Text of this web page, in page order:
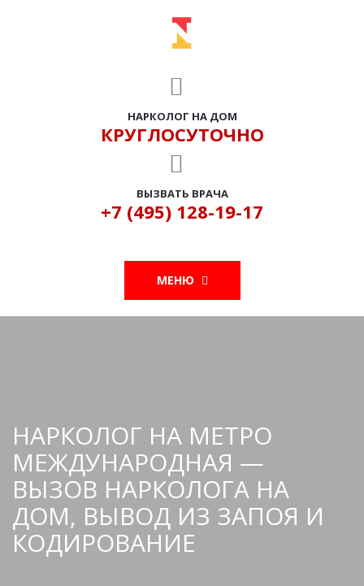
НАРКОЛОГ НА ДОМ
КРУГЛОСУТОЧНО
ВЫЗВАТЬ ВРАЧА
+7 (495) 128-19-17
МЕНЮ
НАРКОЛОГ НА МЕТРО
МЕЖДУНАРОДНАЯ —
ВЫЗОВ НАРКОЛОГА НА
ДОМ, ВЫВОД ИЗ ЗАПОЯ И
КОДИРОВАНИЕ